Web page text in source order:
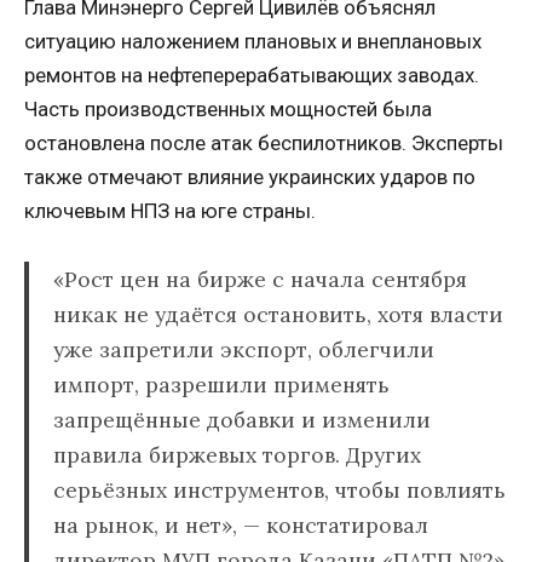
Глава Минэнерго Сергей Цивилёв объяснял
ситуацию наложением плановых и внеплановых
ремонтов на нефтеперерабатывающих заводах.
Часть производственных мощностей была
остановлена после атак беспилотников. Эксперты
также отмечают влияние украинских ударов по
ключевым НПЗ на юге страны.
«Рост цен на бирже с начала сентября
никак не удаётся остановить, хотя власти
уже запретили экспорт, облегчили
импорт, разрешили применять
запрещённые добавки и изменили
правила биржевых торгов. Других
серьёзных инструментов, чтобы повлиять
на рынок, и нет», — констатировал